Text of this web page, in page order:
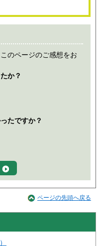
のページのご感想をお
か？
たですか？
ページの先頭へ戻る